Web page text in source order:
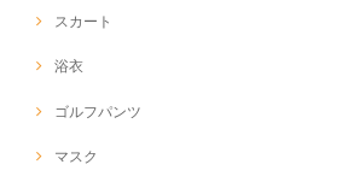
スカート
浴衣
ゴルフパンツ
マスク